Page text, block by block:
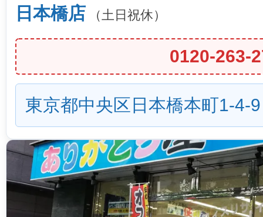
日本橋店 （土日祝休）
0120-263-
東京都中央区日本橋本町1-4-9